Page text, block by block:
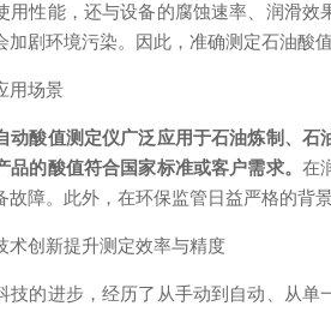
用性能，还与设备的腐蚀速率、润滑
加剧环境污染。因此，准确测定石油酸
场景
动酸值测定仪广泛应用于石油炼制、
品的酸值符合国家标准或客户需求。 在
故障。此外，在环保监管日益严格的背
创新提升测定效率与精度
进步，经历了从手动到自动、从单